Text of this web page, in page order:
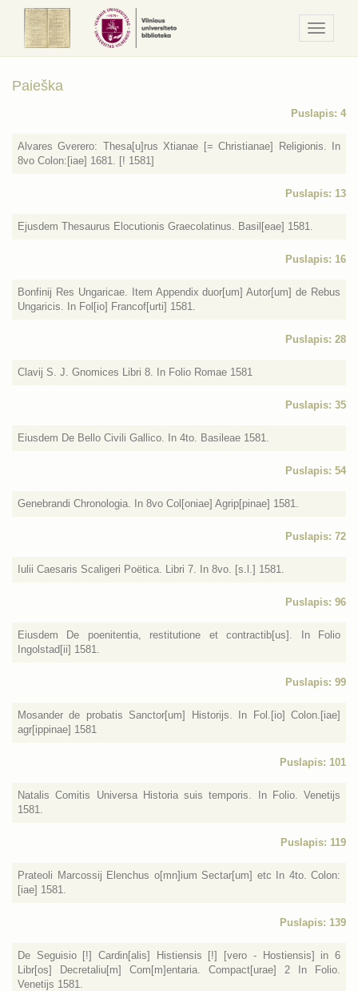
/
Meniu
Paieška
Puslapis: 4
Alvares Gverero: Thesa[u]rus Xtianae [= Christianae] Religionis. In
8vo Colon:[iae] 1681. [! 1581]
Puslapis: 13
Ejusdem Thesaurus Elocutionis Graecolatinus. Basil[eae] 1581.
Puslapis: 16
Bonfinij Res Ungaricae. Item Appendix duor[um] Autor[um] de Rebus
Ungaricis. In Fol[io] Francof[urti] 1581.
Puslapis: 28
Clavij S. J. Gnomices Libri 8. In Folio Romae 1581
Puslapis: 35
Eiusdem De Bello Civili Gallico. In 4to. Basileae 1581.
Puslapis: 54
Genebrandi Chronologia. In 8vo Col[oniae] Agrip[pinae] 1581.
Puslapis: 72
Iulii Caesaris Scaligeri Poëtica. Libri 7. In 8vo. [s.l.] 1581.
Puslapis: 96
Eiusdem De poenitentia, restitutione et contractib[us]. In Folio
Ingolstad[ii] 1581.
Puslapis: 99
Mosander de probatis Sanctor[um] Historijs. In Fol.[io] Colon.[iae]
agr[ippinae] 1581
Puslapis: 101
Natalis Comitis Universa Historia suis temporis. In Folio. Venetijs
1581.
Puslapis: 119
Prateoli Marcossij Elenchus o[mn]ium Sectar[um] etc In 4to. Colon:
[iae] 1581.
Puslapis: 139
De Seguisio [!] Cardin[alis] Histiensis [!] [vero - Hostiensis] in 6
Libr[os] Decretaliu[m] Com[m]entaria. Compact[urae] 2 In Folio.
Venetijs 1581.